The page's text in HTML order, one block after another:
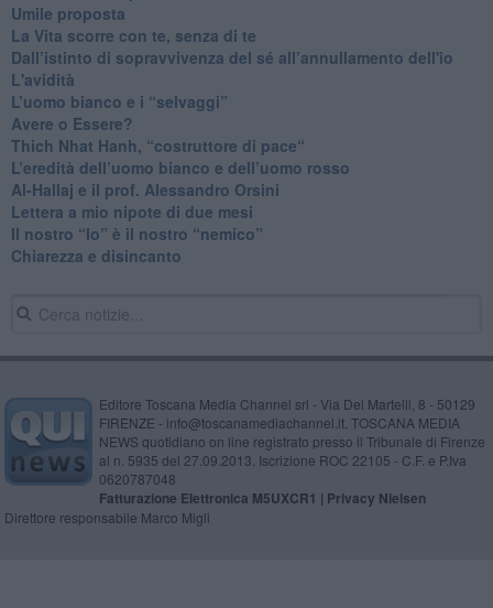
​Umile proposta
​La Vita scorre con te, senza di te
​Dall’istinto di sopravvivenza del sé all’annullamento dell'io
L'avidità
​L’uomo bianco e i “selvaggi”
​Avere o Essere?
​Thich Nhat Hanh, “costruttore di pace“
​L’eredità dell’uomo bianco e dell’uomo rosso
Al-Hallaj e il prof. Alessandro Orsini
​Lettera a mio nipote di due mesi
​Il nostro “Io” è il nostro “nemico”
​Chiarezza e disincanto
Editore Toscana Media Channel srl - Via Dei Martelli, 8 - 50129
FIRENZE - info@toscanamediachannel.it. TOSCANA MEDIA
NEWS quotidiano on line registrato presso il Tribunale di Firenze
al n. 5935 del 27.09.2013. Iscrizione ROC 22105 - C.F. e P.Iva
0620787048
Fatturazione Elettronica M5UXCR1 | Privacy Nielsen
Direttore responsabile Marco Migli